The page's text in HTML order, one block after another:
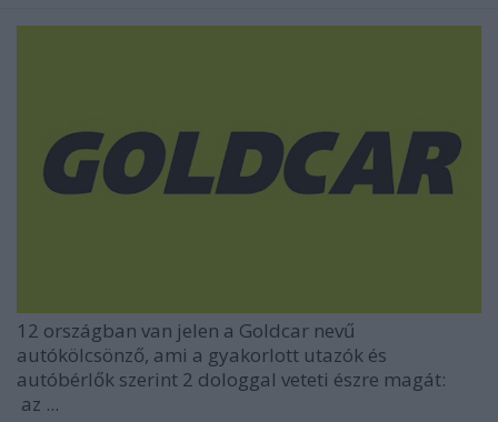
12 országban van jelen a Goldcar nevű
autókölcsönző, ami a gyakorlott utazók és
autóbérlők szerint 2 dologgal veteti észre magát:
az ...